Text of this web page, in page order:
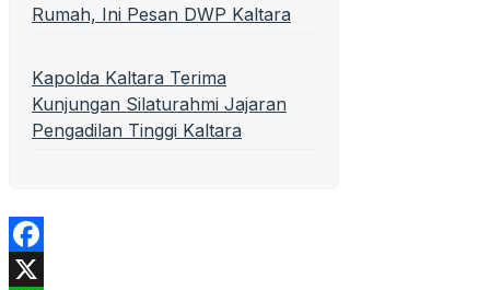
Rumah, Ini Pesan DWP Kaltara
Kapolda Kaltara Terima
Kunjungan Silaturahmi Jajaran
Pengadilan Tinggi Kaltara
Facebook